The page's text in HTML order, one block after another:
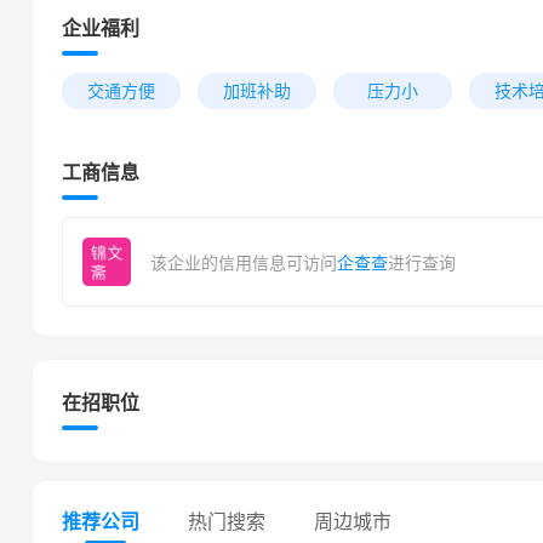
企业福利
交通方便 加班补助 压力小 技术
工商信息
该企业的信用信息可访问企查查进行查询
在招职位
推荐公司 热门搜索 周边城市